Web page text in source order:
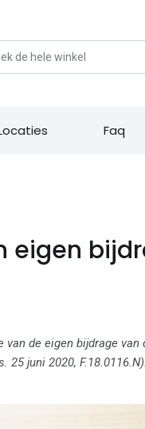
Faq
eigen
de eigen bijdrage van
25 juni 2020,